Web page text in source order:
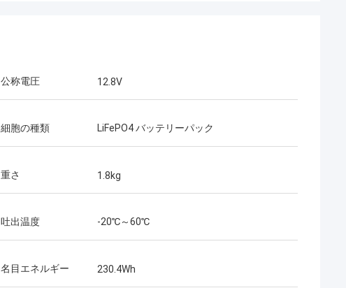
公称電圧 12.8V
細胞の種類 LiFePO4 バッテリーパック
重さ 1.8kg
吐出温度 -20℃～60℃
名目エネルギー 230.4Wh